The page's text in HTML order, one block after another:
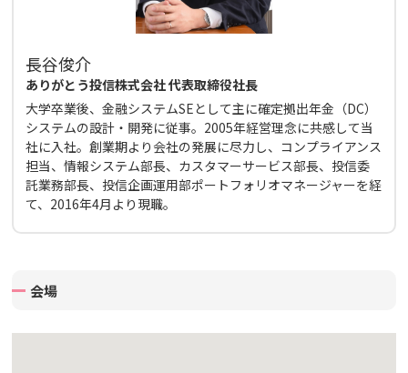
長谷俊介
ありがとう投信株式会社 代表取締役社長
大学卒業後、金融システムSEとして主に確定拠出年金（DC）
システムの設計・開発に従事。2005年経営理念に共感して当
社に入社。創業期より会社の発展に尽力し、コンプライアンス
担当、情報システム部長、カスタマーサービス部長、投信委
託業務部長、投信企画運用部ポートフォリオマネージャーを経
て、2016年4月より現職。
会場